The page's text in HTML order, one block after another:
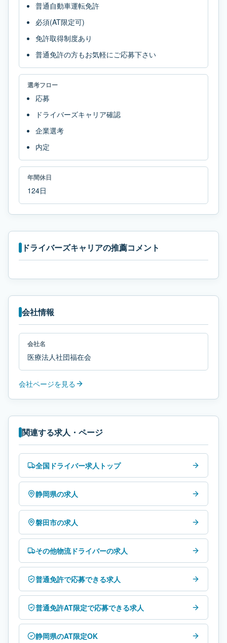
普通自動車運転免許
必須(AT限定可)
免許取得制度あり
普通免許の方もお気軽にご応募下さい
選考フロー
応募
ドライバーズキャリア確認
企業選考
内定
年間休日
124日
ドライバーズキャリアの推薦コメント
会社情報
会社名
医療法人社団福在会
会社ページを見る
関連する求人・ページ
全国ドライバー求人トップ
静岡県の求人
磐田市の求人
その他物流ドライバーの求人
普通免許で応募できる求人
普通免許AT限定で応募できる求人
静岡県のAT限定OK